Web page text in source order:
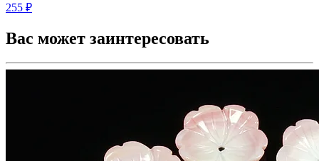
255 ₽
Вас может заинтересовать